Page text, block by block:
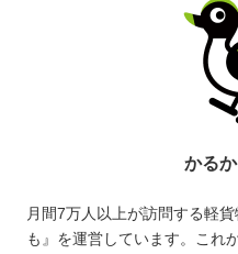
かる
月間7万人以上が訪問する軽
も』を運営しています。これ